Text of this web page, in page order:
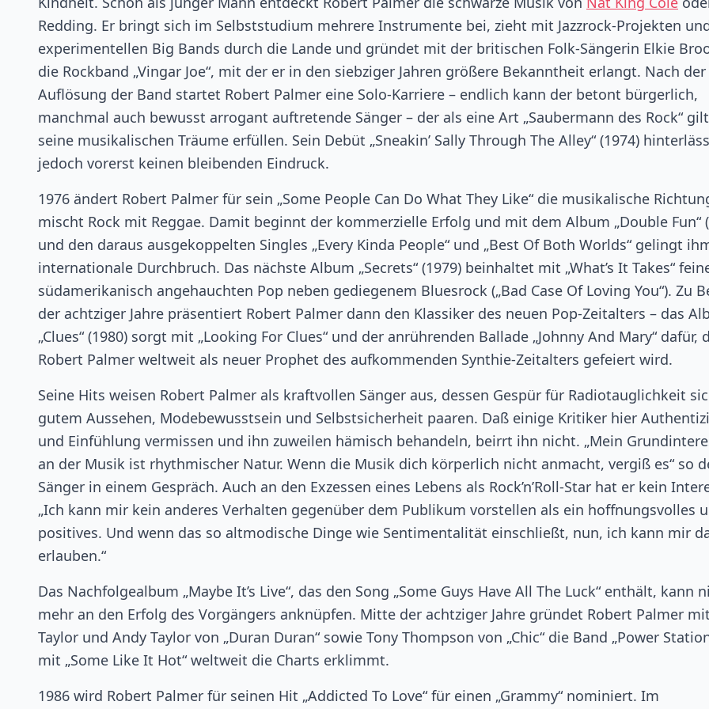
Redding. Er bringt sich im Selbststudium mehrere Instrumente bei, zieht mit Jazzrock-Projekten
experimentellen Big Bands durch die Lande und gründet mit der britischen Folk-Sängerin Elkie
die Rockband „Vingar Joe“, mit der er in den siebziger Jahren größere Bekanntheit erlangt. Nach der
Auflösung der Band startet Robert Palmer eine Solo-Karriere – endlich kann der betont bürgerlich,
manchmal auch bewusst arrogant auftretende Sänger – der als eine Art „Saubermann des Rock“
seine musikalischen Träume erfüllen. Sein Debüt „Sneakin’ Sally Through The Alley“ (1974)
jedoch vorerst keinen bleibenden Eindruck.
1976 ändert Robert Palmer für sein „Some People Can Do What They Like“ die musikalische
mischt Rock mit Reggae. Damit beginnt der kommerzielle Erfolg und mit dem Album „Double Fun“
und den daraus ausgekoppelten Singles „Every Kinda People“ und „Best Of Both Worlds“ gelingt
internationale Durchbruch. Das nächste Album „Secrets“ (1979) beinhaltet mit „What’s It Takes“
südamerikanisch angehauchten Pop neben gediegenem Bluesrock („Bad Case Of Loving You“). Zu
der achtziger Jahre präsentiert Robert Palmer dann den Klassiker des neuen Pop-Zeitalters – das
„Clues“ (1980) sorgt mit „Looking For Clues“ und der anrührenden Ballade „Johnny And Mary“ dafür,
Robert Palmer weltweit als neuer Prophet des aufkommenden Synthie-Zeitalters gefeiert wird.
Seine Hits weisen Robert Palmer als kraftvollen Sänger aus, dessen Gespür für Radiotauglichkeit
gutem Aussehen, Modebewusstsein und Selbstsicherheit paaren. Daß einige Kritiker hier
und Einfühlung vermissen und ihn zuweilen hämisch behandeln, beirrt ihn nicht. „Mein
an der Musik ist rhythmischer Natur. Wenn die Musik dich körperlich nicht anmacht, vergiß es“ so
Sänger in einem Gespräch. Auch an den Exzessen eines Lebens als Rock’n’Roll-Star hat er kein
„Ich kann mir kein anderes Verhalten gegenüber dem Publikum vorstellen als ein hoffnungsvolles
positives. Und wenn das so altmodische Dinge wie Sentimentalität einschließt, nun, ich kann mir
erlauben.“
Das Nachfolgealbum „Maybe It’s Live“, das den Song „Some Guys Have All The Luck“ enthält, kann
mehr an den Erfolg des Vorgängers anknüpfen. Mitte der achtziger Jahre gründet Robert Palmer
Taylor und Andy Taylor von „Duran Duran“ sowie Tony Thompson von „Chic“ die Band „Power
mit „Some Like It Hot“ weltweit die Charts erklimmt.
1986 wird Robert Palmer für seinen Hit „Addicted To Love“ für einen „Grammy“ nominiert. Im